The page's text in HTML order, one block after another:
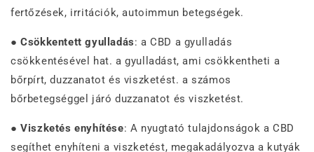
fertőzések, irritációk, autoimmun betegségek.
●Csökkentett gyulladás: a CBD a gyulladás
csökkentésével hat. a gyulladást, ami csökkentheti a
bőrpírt, duzzanatot és viszketést. a számos
bőrbetegséggel járó duzzanatot és viszketést.
●Viszketés enyhítése: A nyugtató tulajdonságok a CBD
segíthet enyhíteni a viszketést, megakadályozva a kutyák